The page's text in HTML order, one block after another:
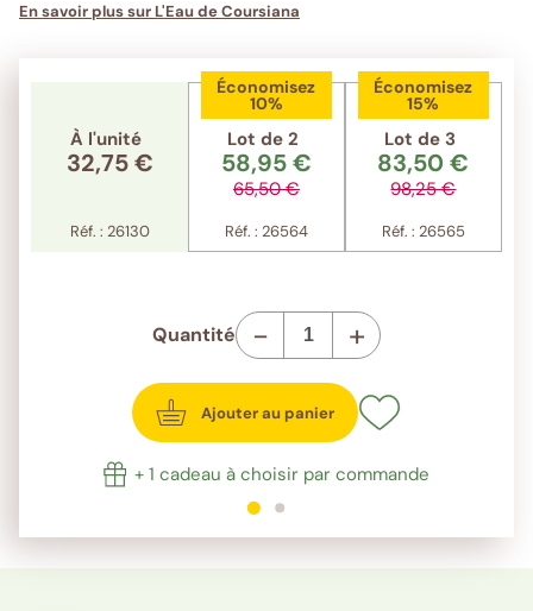
En savoir plus sur L'Eau de Coursiana
À l'unité
32,75 €
Réf. : 26130
Économisez
10%
Lot de 2
58,95 €
65,50 €
Réf. : 26564
Économisez
15%
Lot de 3
83,50 €
98,25 €
Réf. : 26565
Quantité - +
Ajouter au panier
+ 1 cadeau à choisir par commande
1sur 2 2sur 2